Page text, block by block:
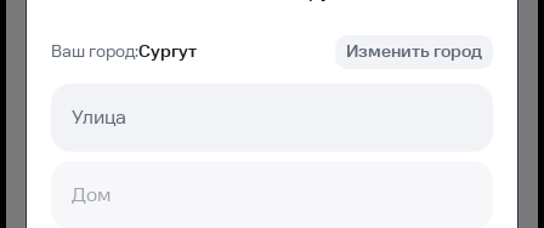
Ваш город:Сургут Изменить город